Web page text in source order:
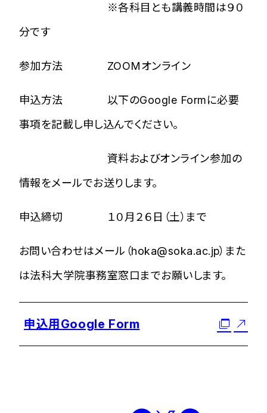
※各科目とも講義時間は９０
分です
参加方法 ZOOMオンライン
申込方法 以下のGoogle Formに必要
事項を記載し申し込んでください。
資料およびオンライン参加の
情報をメールでお送りします。
申込締切 １０月２６日（土）まで
お問い合わせはメール（hoka@soka.ac.jp）また
は法科大学院事務室窓口までお願いします。
申込用Google Form